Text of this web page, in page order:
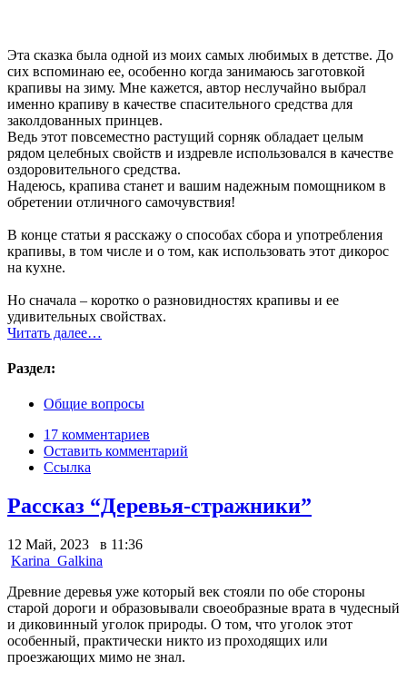
Эта сказка была одной из моих самых любимых в детстве. До
сих вспоминаю ее, особенно когда занимаюсь заготовкой
крапивы на зиму. Мне кажется, автор неслучайно выбрал
именно крапиву в качестве спасительного средства для
заколдованных принцев.
Ведь этот повсеместно растущий сорняк обладает целым
рядом целебных свойств и издревле использовался в качестве
оздоровительного средства.
Надеюсь, крапива станет и вашим надежным помощником в
обретении отличного самочувствия!
В конце статьи я расскажу о способах сбора и употребления
крапивы, в том числе и о том, как использовать этот дикорос
на кухне.
Но сначала – коротко о разновидностях крапивы и ее
удивительных свойствах.
Читать далее…
Раздел:
Общие вопросы
17 комментариев
Оставить комментарий
Ссылка
Рассказ “Деревья-стражники”
12 Май, 2023 в 11:36
Karina_Galkina
Древние деревья уже который век стояли по обе стороны
старой дороги и образовывали своеобразные врата в чудесный
и диковинный уголок природы. О том, что уголок этот
особенный, практически никто из проходящих или
проезжающих мимо не знал.